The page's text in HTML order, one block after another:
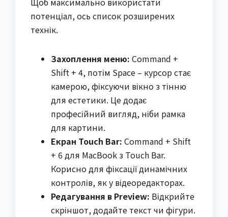
потенціал, ось список розширених
технік.
Захоплення меню: Command +
Shift + 4, потім Space – курсор стає
камерою, фіксуючи вікно з тінню
для естетики. Це додає
професійний вигляд, ніби рамка
для картини.
Екран Touch Bar: Command + Shift
+ 6 для MacBook з Touch Bar.
Корисно для фіксації динамічних
контролів, як у відеоредакторах.
Редагування в Preview: Відкрийте
скріншот, додайте текст чи фігури.